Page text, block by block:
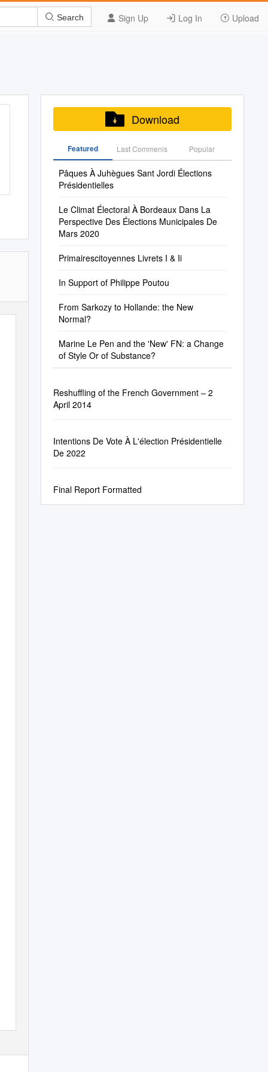
Sign Up Log In Upload
Search
Download
Featured Last Commenis Popular
Pâques À Juhègues Sant Jordi Élections
Présidentielles
Le Climat Électoral À Bordeaux Dans La
Perspective Des Élections Municipales De
Mars 2020
Primairescitoyennes Livrets I & Ii
In Support of Philippe Poutou
From Sarkozy to Hollande: the New
Normal?
Marine Le Pen and the 'New' FN: a Change
of Style Or of Substance?
Reshuffling of the French Government – 2
April 2014
Intentions De Vote À L'élection Présidentielle
De 2022
Final Report Formatted